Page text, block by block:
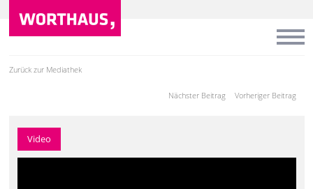
Zurück zur Mediathek
Vorheriger Beitrag
Nächster Beitrag
Video